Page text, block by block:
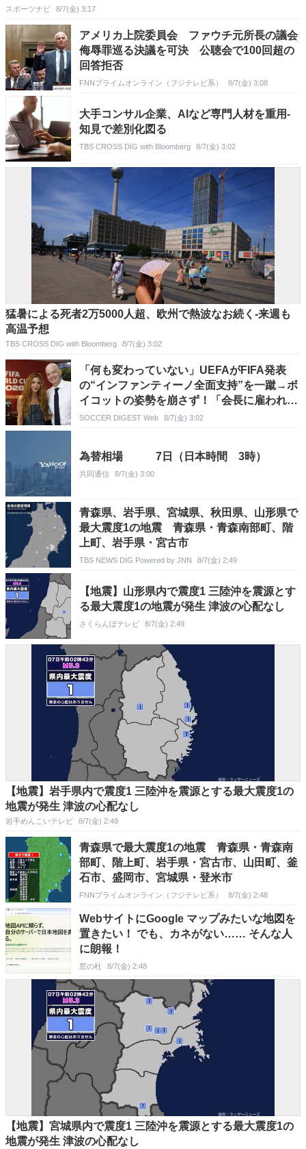
スポーツナビ 8/7(金) 3:17
アメリカ上院委員会 ファウチ元所長の議会
侮辱罪巡る決議を可決 公聴会で100回超の
回答拒否
FNNプライムオンライン（フジテレビ系） 8/7(金) 3:08
大手コンサル企業、AIなど専門人材を重用-
知見で差別化図る
TBS CROSS DIG with Bloomberg 8/7(金) 3:02
猛暑による死者2万5000人超、欧州で熱波なお続く-来週も
高温予想
TBS CROSS DIG with Bloomberg 8/7(金) 3:02
「何も変わっていない」UEFAがFIFA発表
の“インファンティーノ全面支持”を一蹴→ボ
イコットの姿勢を崩さず！「会長に雇われた
一部の人びとが…」
SOCCER DIGEST Web 8/7(金) 3:02
為替相場 7日（日本時間 3時）
共同通信 8/7(金) 3:00
青森県、岩手県、宮城県、秋田県、山形県で
最大震度1の地震 青森県・青森南部町、階
上町、岩手県・宮古市
TBS NEWS DIG Powered by JNN 8/7(金) 2:49
【地震】山形県内で震度1 三陸沖を震源とす
る最大震度1の地震が発生 津波の心配なし
さくらんぼテレビ 8/7(金) 2:49
【地震】岩手県内で震度1 三陸沖を震源とする最大震度1の
地震が発生 津波の心配なし
岩手めんこいテレビ 8/7(金) 2:49
青森県で最大震度1の地震 青森県・青森南
部町、階上町、岩手県・宮古市、山田町、釜
石市、盛岡市、宮城県・登米市
FNNプライムオンライン（フジテレビ系） 8/7(金) 2:48
WebサイトにGoogle マップみたいな地図を
置きたい！ でも、カネがない…… そんな人
に朗報！
窓の杜 8/7(金) 2:48
【地震】宮城県内で震度1 三陸沖を震源とする最大震度1の
地震が発生 津波の心配なし